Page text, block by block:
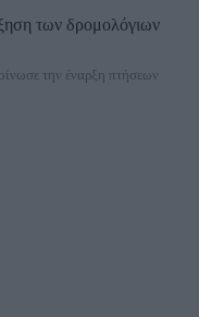
των δρομολόγιων
την έναρξη πτήσεων